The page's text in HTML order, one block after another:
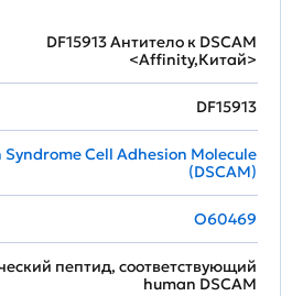
DF15913 Антитело к DSCAM
<Affinity,Китай>
DF15913
Syndrome Cell Adhesion Molecule
(DSCAM)
O60469
пептид, соответствующий
human DSCAM